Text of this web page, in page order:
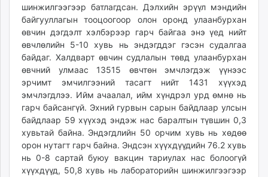
mminfo.mn
ugluu.mn
urlag.mn
unen.mn
asu.mn
shudarga.mn
shuurhai.mn
unuudur.mn
isee.mn
mglradio.com
fact.mn
itoim.mn
шинжилгээгээр батлагдсан. Дэлхийн эрүүл мэндийн
байгууллагын тооцоогоор олон оронд улаанбурхан
өвчин дэгдэлт хэлбэрээр гарч байгаа энэ үед нийт
өвчлөлийн 5-10 хувь нь эндэгддэг гэсэн судалгаа
байдаг. Халдварт өвчин судлалын төвд улаанбурхан
өвчний улмаас 13515 өвчтөн эмчлэгдэж үүнээс
эрчимт эмчилгээний тасагт нийт 1431 хүүхэд
эмчлэгдлээ. Ийм ачаалал, ийм хүндрэл урд өмнө нь
гарч байсангүй. Эхний гурвын сарын байдлаар улсын
байдлаар 59 хүүхэд эндэж нас баралтын түвшин 0,3
хувьтай байна. Эндэгдлийн 50 орчим хувь нь хөдөө
орон нутагт гарч байна. Эндсэн хүүхдүүдийн 76.2 хувь
нь 0-8 сартай буюу вакцин тариулах нас болоогүй
хүүхдүүд, 50,8 хувь нь лабораторийн шинжилгээгээр